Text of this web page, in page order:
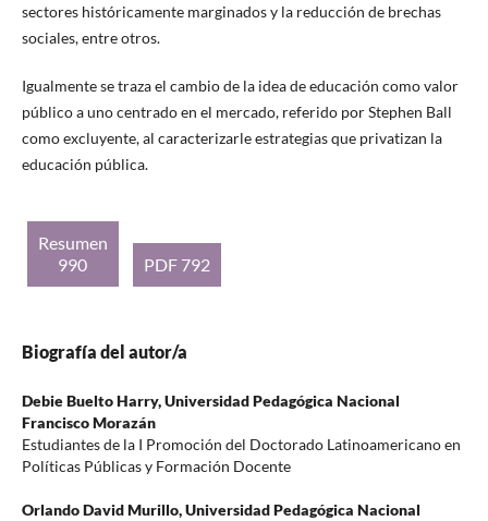
sectores históricamente marginados y la reducción de brechas
sociales, entre otros.
Igualmente se traza el cambio de la idea de educación como valor
público a uno centrado en el mercado, referido por Stephen Ball
como excluyente, al caracterizarle estrategias que privatizan la
educación pública.
Resumen
990
PDF 792
Biografía del autor/a
Debie Buelto Harry,Universidad Pedagógica Nacional
Francisco Morazán
Estudiantes de la I Promoción del Doctorado Latinoamericano en
Políticas Públicas y Formación Docente
Orlando David Murillo,Universidad Pedagógica Nacional